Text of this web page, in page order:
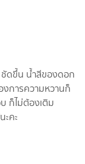
ดขึ้น น้ำสีของดอก
งการความหวานก็
ก็ไม่ต้องเติม
ะคะ